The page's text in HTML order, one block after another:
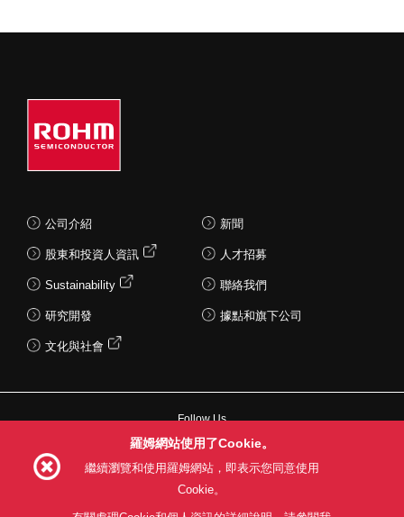
公司介紹
股東和投資人資訊
Sustainability
研究開發
文化與社會
新聞
人才招募
聯絡我們
據點和旗下公司
Follow Us
網站使用條款 利用目的 隱私權政策 網站地圖
羅姆網站使用了Cookie。
繼續瀏覽和使用羅姆網站，即表示您同意使用
Cookie。